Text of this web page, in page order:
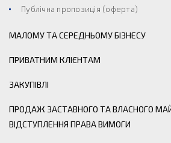
Публічна пропозиція (оферта)
МАЛОМУ ТА СЕРЕДНЬОМУ БІЗНЕСУ
ПРИВАТНИМ КЛІЄНТАМ
ЗАКУПІВЛІ
ПРОДАЖ ЗАСТАВНОГО ТА ВЛАСНОГО
ВІДСТУПЛЕННЯ ПРАВА ВИМОГИ